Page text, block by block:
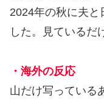
2024年の秋に夫と
した。見ているだ
・海外の反応
山だけ写っている